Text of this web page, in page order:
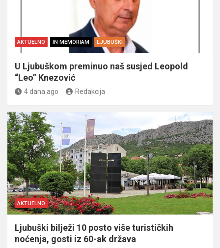
AKTUELNO IN MEMORIAM LJUBUŠKI
U Ljubuškom preminuo naš susjed Leopold
“Leo” Knezović
4 dana ago Redakcija
AKTUELNO
Ljubuški bilježi 10 posto više turističkih
noćenja, gosti iz 60-ak država